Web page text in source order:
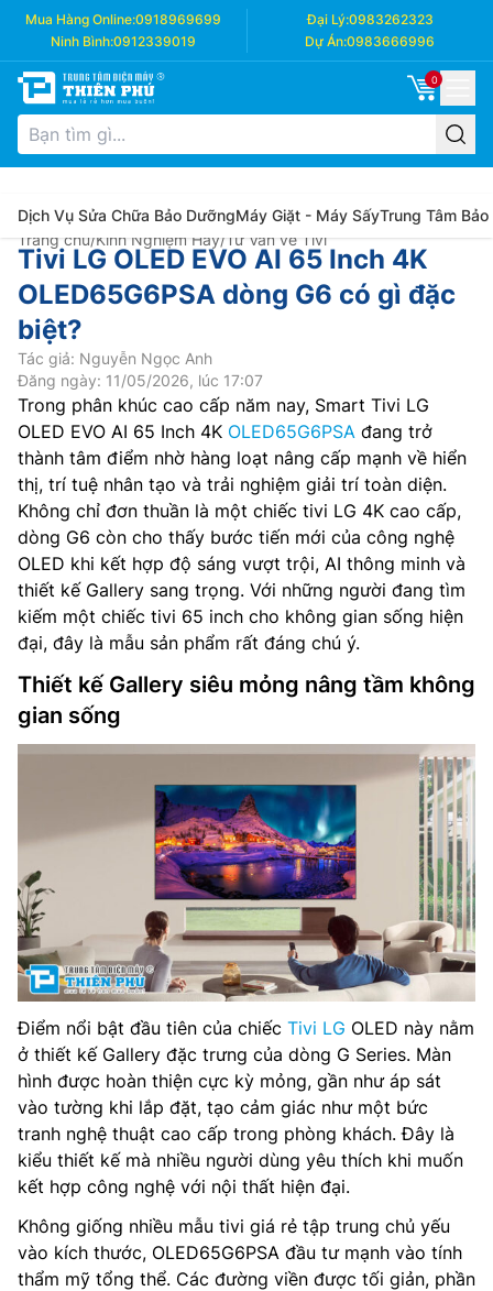
Mua Hàng Online:0918969699 Đại Lý:0983262323
Ninh Bình:0912339019 Dự Án:0983666996
0
Dịch Vụ Sửa Chữa Bảo DưỡngMáy Giặt - Máy SấyTrung Tâm Bảo
Trang chủ/Kinh Nghiệm Hay/Tư Vấn về Tivi
Tivi LG OLED EVO AI 65 Inch 4K
OLED65G6PSA dòng G6 có gì đặc
biệt?
Tác giả: Nguyễn Ngọc Anh
Đăng ngày: 11/05/2026, lúc 17:07
Trong phân khúc cao cấp năm nay, Smart Tivi LG
OLED EVO AI 65 Inch 4K OLED65G6PSA đang trở
thành tâm điểm nhờ hàng loạt nâng cấp mạnh về hiển
thị, trí tuệ nhân tạo và trải nghiệm giải trí toàn diện.
Không chỉ đơn thuần là một chiếc tivi LG 4K cao cấp,
dòng G6 còn cho thấy bước tiến mới của công nghệ
OLED khi kết hợp độ sáng vượt trội, AI thông minh và
thiết kế Gallery sang trọng. Với những người đang tìm
kiếm một chiếc tivi 65 inch cho không gian sống hiện
đại, đây là mẫu sản phẩm rất đáng chú ý.
Thiết kế Gallery siêu mỏng nâng tầm không
gian sống
Điểm nổi bật đầu tiên của chiếc Tivi LG OLED này nằm
ở thiết kế Gallery đặc trưng của dòng G Series. Màn
hình được hoàn thiện cực kỳ mỏng, gần như áp sát
vào tường khi lắp đặt, tạo cảm giác như một bức
tranh nghệ thuật cao cấp trong phòng khách. Đây là
kiểu thiết kế mà nhiều người dùng yêu thích khi muốn
kết hợp công nghệ với nội thất hiện đại.
Không giống nhiều mẫu tivi giá rẻ tập trung chủ yếu
vào kích thước, OLED65G6PSA đầu tư mạnh vào tính
thẩm mỹ tổng thể. Các đường viền được tối giản, phần